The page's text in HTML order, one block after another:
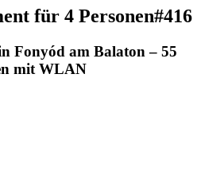
für 4 Personen#416
Fonyód am Balaton – 55
mit WLAN